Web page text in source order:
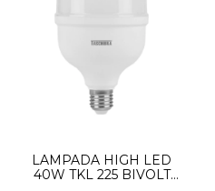
LAMPADA HIGH LED
40W TKL 225 BIVOLT